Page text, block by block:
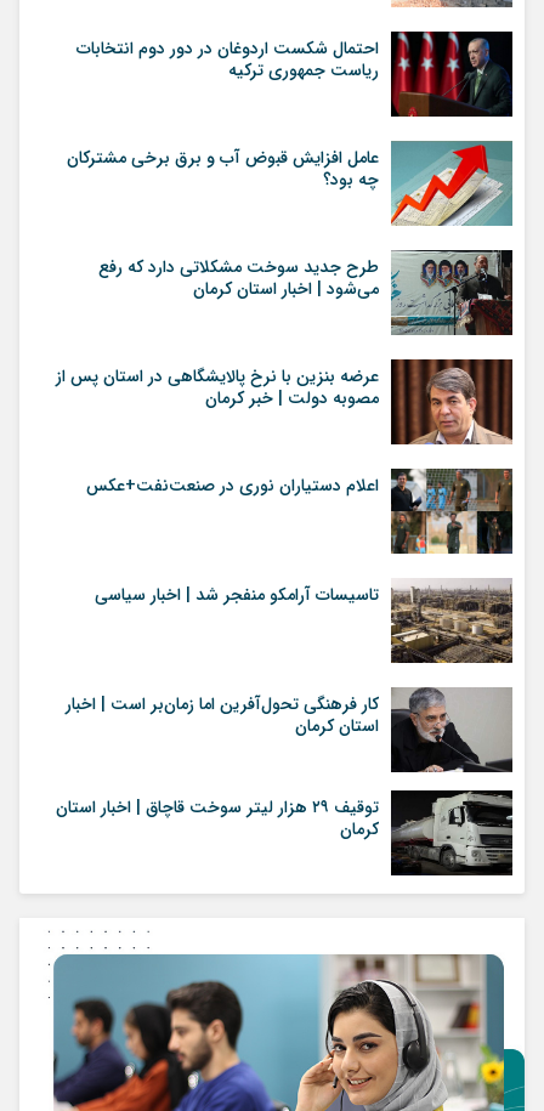
احتمال شکست اردوغان در دور دوم انتخابات
ریاست جمهوری ترکیه
عامل افزایش قبوض آب و برق برخی مشترکان
چه بود؟
طرح جدید سوخت مشکلاتی دارد که رفع
می‌شود | اخبار استان کرمان
عرضه بنزین با نرخ پالایشگاهی در استان پس از
مصوبه دولت | خبر کرمان
اعلام دستیاران نوری در صنعت‌نفت+عکس
تاسیسات آرامکو منفجر شد | اخبار سیاسی
کار فرهنگی تحول‌آفرین اما زمان‌بر است | اخبار
استان کرمان
توقيف ۲۹ هزار ليتر سوخت قاچاق | اخبار استان
کرمان